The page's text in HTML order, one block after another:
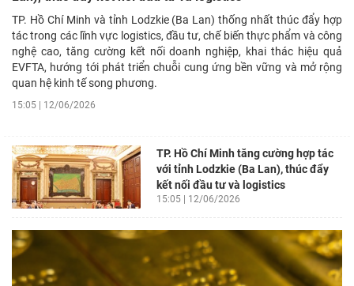
TP. Hồ Chí Minh và tỉnh Lodzkie (Ba Lan) thống nhất thúc đẩy hợp
tác trong các lĩnh vực logistics, đầu tư, chế biến thực phẩm và công
nghệ cao, tăng cường kết nối doanh nghiệp, khai thác hiệu quả
EVFTA, hướng tới phát triển chuỗi cung ứng bền vững và mở rộng
quan hệ kinh tế song phương.
15:05 | 12/06/2026
TP. Hồ Chí Minh tăng cường hợp tác
với tỉnh Lodzkie (Ba Lan), thúc đẩy
kết nối đầu tư và logistics
15:05 | 12/06/2026